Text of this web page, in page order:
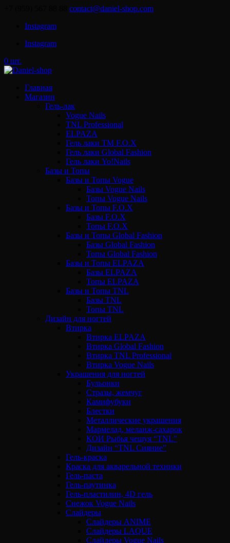
contact@daniel-shop.com
Instagram
Instagram
0 шт.
Главная
Магазин
Гель-лак
Vogue Nails
TNL Professional
ELPAZA
Гель лаки ТМ F.O.X
Гель лаки Global Fashion
Гель лаки Yo!Nails
Базы и Топы
Базы и Топы Vogue
Базы Vogue Nails
Топы Vogue Nails
Базы и Топы F.O.X
Базы F.O.X
Топы F.O.X
Базы и Топы Global Fashion
Базы Global Fashion
Топы Global Fashion
Базы и Топы ELPAZA
Базы ELPAZA
Топы ELPAZA
Базы и Топы TNL
Базы TNL
Топы TNL
Дизайн для ногтей
Втирка
Втирка ELPAZA
Втирка Global Fashion
Втирка TNL Professional
Втирка Vogue Nails
Украшения для ногтей
Бульонки
Стразы, жемчуг
Камифубуки
Блестки
Металлические украшения
Мармелад, меланж-сахарок
КОИ Рыбья чешуя “TNL”
Дизайн “TNL Сияние”
Гель-краска
Краска для акварельной техники
Гель-паста
Гель-паутинка
Гель-пластилин, 4D гель
Снежок Vogue Nails
Слайдеры
Слайдеры ANIME
Слайдеры LAQUE
Слайдеры Vogue Nails